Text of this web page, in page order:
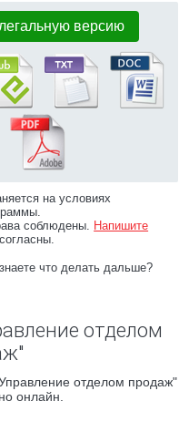
версию
на условиях
соблюдены. Напишите
что делать дальше?
отделом
отделом продаж"
онлайн.